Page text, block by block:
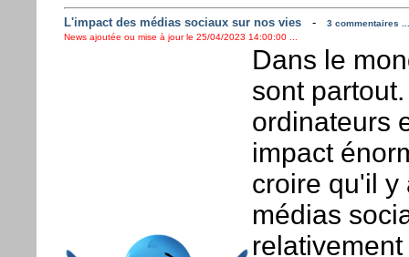
L'impact des médias sociaux sur nos vies-
3 commentaires ...
News ajoutée ou mise à jour le 25/04/2023 14:00:00 ...
Dans le
sont
ordinateurs
impact
croire qu'il y
médias